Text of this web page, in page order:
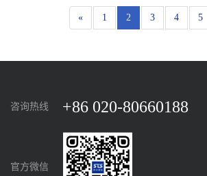
« 1 2 3 4 5
咨询热线 +86 020-80660188
官方微信